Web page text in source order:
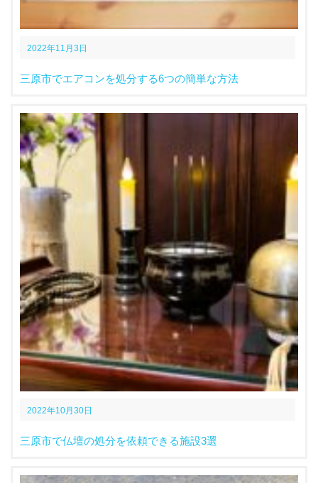
2022年11月3日
三原市でエアコンを処分する6つの簡単な方法
2022年10月30日
三原市で仏壇の処分を依頼できる施設3選